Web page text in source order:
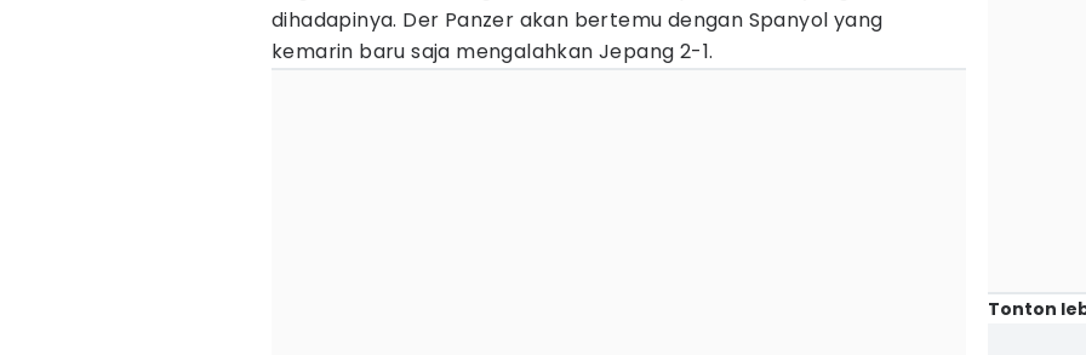
dihadapinya. Der Panzer akan bertemu dengan Spanyol yang
kemarin baru saja mengalahkan Jepang 2-1.
Tonton